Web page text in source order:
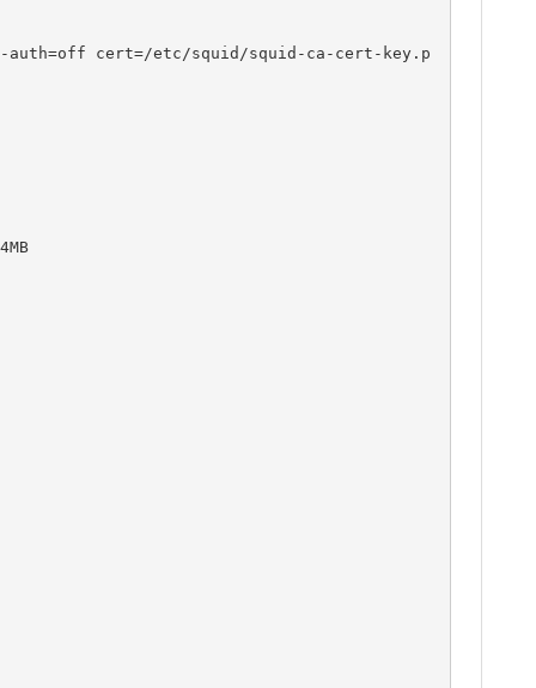
auth=off cert=/etc/squid/squid-ca-cert-key.p